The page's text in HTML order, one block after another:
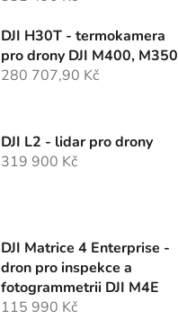
DJI H30T - termokamera
pro drony DJI M400, M350
280 707,90 Kč
DJI L2 - lidar pro drony
319 900 Kč
DJI Matrice 4 Enterprise -
dron pro inspekce a
fotogrammetrii DJI M4E
115 990 Kč